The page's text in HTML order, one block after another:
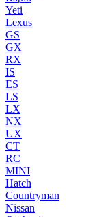
Yeti
Lexus
GS
GX
RX
IS
ES
LS
LX
NX
UX
CT
RC
MINI
Hatch
Countryman
Nissan